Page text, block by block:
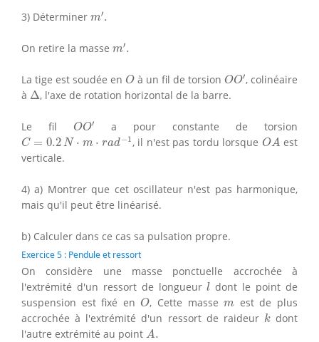
3) Déterminer m′.
m′
On retire la masse m′.
m′
La tige est soudée en O
O à un fil de torsion OO′
OO′, colinéaire
à Δ
Δ , l'axe de rotation horizontal de la barre.
Le fil OO′
OO′ a pour constante de torsion
C = 0.2N ⋅ m ⋅ rad−1
C= 0.2N ⋅m⋅ra 1 , il n'est pas tordu lorsque OA
OA est
verticale.
4) a) Montrer que cet oscillateur n'est pas harmonique,
mais qu'il peut être linéarisé.
b) Calculer dans ce cas sa pulsation propre.
Exercice 5 : Pendule et ressort
On considère une masse ponctuelle accrochée à
l'extrémité d'un ressort de longueurll dont le point de
suspension est fixé en O
O, Cette massem
m est de plus
accrochée à l'extrémité d'un ressort de raideur k
kdont
l'autre extrémité au point A.
A